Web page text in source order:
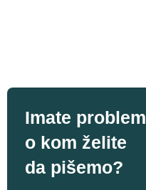
Imate problem
o kom želite
da pišemo?